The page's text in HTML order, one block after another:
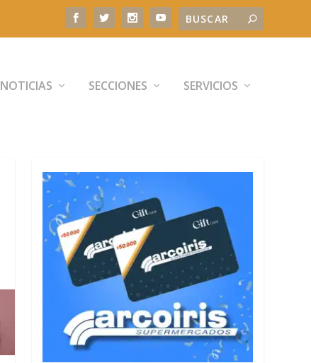
NOTICIAS SECCIONES SERVICIOS